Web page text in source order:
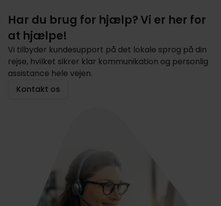
Har du brug for hjælp? Vi er her for
at hjælpe!
Vi tilbyder kundesupport på det lokale sprog på din
rejse, hvilket sikrer klar kommunikation og personlig
assistance hele vejen.
Kontakt os